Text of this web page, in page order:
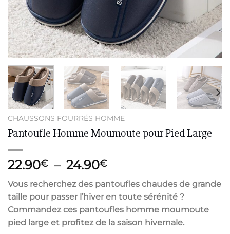
CHAUSSONS FOURRÉS HOMME
Pantoufle Homme Moumoute pour Pied Large
22.90€ – 24.90€Plage
prix :
22.90€
à
24.90€
Vous recherchez des pantoufles chaudes de grande
taille pour passer l’hiver en toute sérénité ?
Commandez ces pantoufles homme moumoute
pied large et profitez de la saison hivernale.